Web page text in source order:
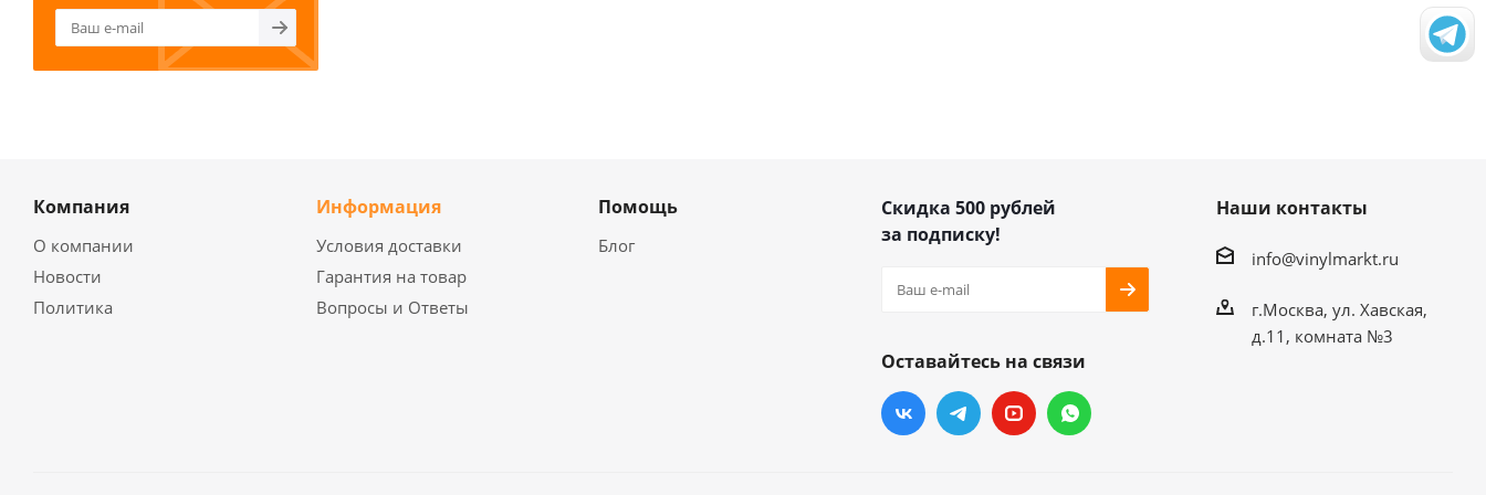
Компания
О компании
Новости
Политика
Информация
Условия доставки
Гарантия на товар
Вопросы и Ответы
Помощь
Блог
Скидка 500 рублей
за подписку!
Оставайтесь на связи
Наши контакты
info@vinylmarkt.ru
г.Москва, ул. Хавская,
д.11, комната №3